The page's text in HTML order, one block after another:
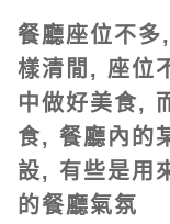
餐廳座位不
樣清閒, 座位
中做好美食,
食, 餐廳內的
設, 有些是用
的餐廳氣氛